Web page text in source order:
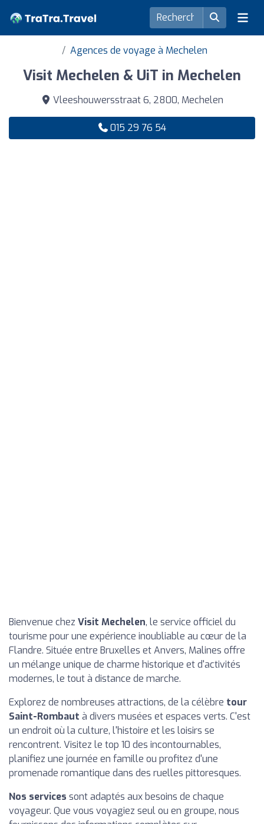
Agences de voyage à Mechelen
Visit Mechelen & UiT in Mechelen
Vleeshouwersstraat 6, 2800, Mechelen
015 29 76 54
Bienvenue chez Visit Mechelen, le service officiel du
tourisme pour une expérience inoubliable au cœur de la
Flandre. Située entre Bruxelles et Anvers, Malines offre
un mélange unique de charme historique et d'activités
modernes, le tout à distance de marche.
Explorez de nombreuses attractions, de la célèbre tour
Saint-Rombaut à divers musées et espaces verts. C'est
un endroit où la culture, l'histoire et les loisirs se
rencontrent. Visitez le top 10 des incontournables,
planifiez une journée en famille ou profitez d'une
promenade romantique dans des ruelles pittoresques.
Nos services sont adaptés aux besoins de chaque
voyageur. Que vous voyagiez seul ou en groupe, nous